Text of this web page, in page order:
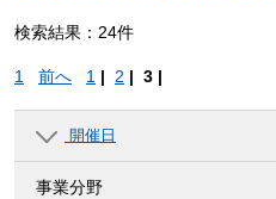
検索結果：24件
1 前へ 1 | 2 | 3 |
開催日
事業分野